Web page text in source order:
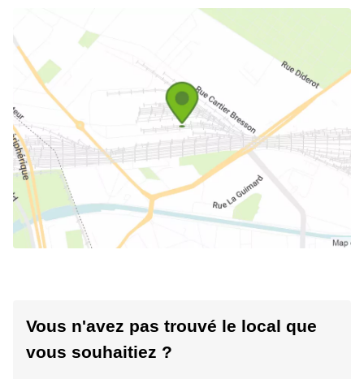
Vous n'avez pas trouvé le local que
vous souhaitiez ?